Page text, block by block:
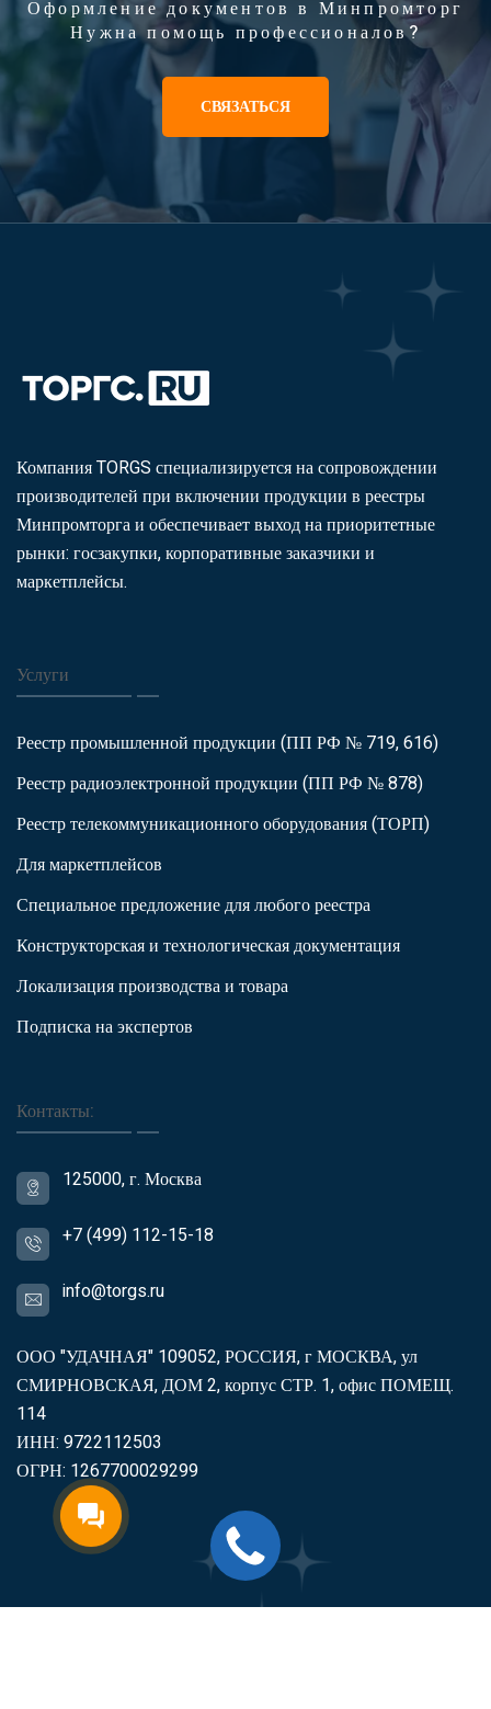
Оформление документов в Минпромторг
Нужна помощь профессионалов?
СВЯЗАТЬСЯ
Компания TORGS специализируется на сопровождении
производителей при включении продукции в реестры
Минпромторга и обеспечивает выход на приоритетные
рынки: госзакупки, корпоративные заказчики и
маркетплейсы.
Услуги
Реестр промышленной продукции (ПП РФ № 719, 616)
Реестр радиоэлектронной продукции (ПП РФ № 878)
Реестр телекоммуникационного оборудования (ТОРП)
Для маркетплейсов
Специальное предложение для любого реестра
Конструкторская и технологическая документация
Локализация производства и товара
Подписка на экспертов
Контакты:
125000, г. Москва
+7 (499) 112-15-18
info@torgs.ru
ООО "УДАЧНАЯ" 109052, РОССИЯ, г МОСКВА, ул
СМИРНОВСКАЯ, ДОМ 2, корпус СТР. 1, офис ПОМЕЩ.
114
ИНН: 9722112503
ОГРН: 1267700029299